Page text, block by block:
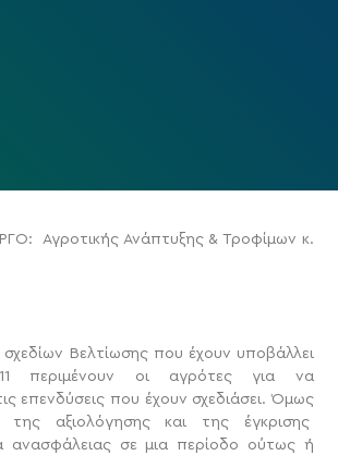
Αγροτικής Ανάπτυξης & Τροφίμων κ.
Βελτίωσης που έχουν υποβάλλει
περιμένουν οι αγρότες για να
επενδύσεις που έχουν σχεδιάσει. Όμως
της αξιολόγησης και της έγκρισης
ανασφάλειας σε μια περίοδο ούτως ή